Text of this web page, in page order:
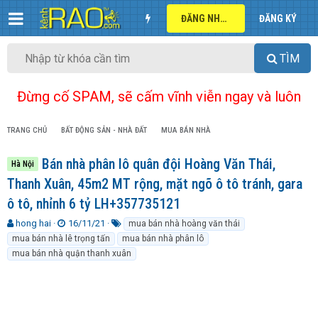
ĐĂNG NHẬP ĐĂNG KÝ
TÌM
Đừng cố SPAM, sẽ cấm vĩnh viễn ngay và luôn
TRANG CHỦ BẤT ĐỘNG SẢN - NHÀ ĐẤT MUA BÁN NHÀ
Hà Nội
Bán nhà phân lô quân đội Hoàng Văn Thái,
Thanh Xuân, 45m2 MT rộng, mặt ngõ ô tô tránh, gara
ô tô, nhỉnh 6 tỷ LH+357735121
T
h
r
e
hong hai
N
g
à
y
16/11/21
ừ
k
h
mua bán nhà hoàng văn thái
mua bán nhà lê trọng tấn
mua bán nhà phân lô
mua bán nhà quận thanh xuân